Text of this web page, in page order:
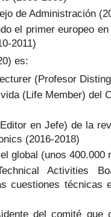
de Administración
el primer europeo
2011)
es:
(Profesor
(Life Member) del
en Jefe) de la
(2016-2018)
global (unos 400.000
Activities
cuestiones técnicas
del comité que